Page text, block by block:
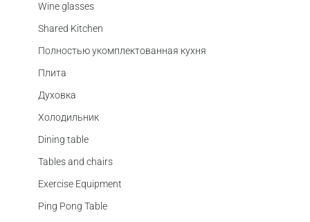
Wine glasses
Shared Kitchen
Полностью укомплектованная кухня
Плита
Духовка
Холодильник
Dining table
Tables and chairs
Exercise Equipment
Ping Pong Table